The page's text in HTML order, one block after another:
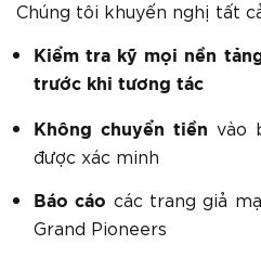
Chúng tôi khuyến nghị tất
Kiểm tra kỹ mọi nền
trước khi tương tác
Không chuyển tiền vào
được xác minh
Báo cáo các trang giả
Grand Pioneers